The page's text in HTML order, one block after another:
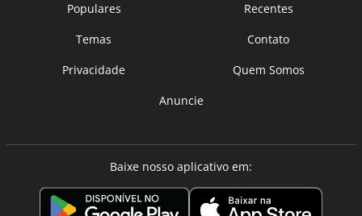
Populares
Recentes
Temas
Contato
Privacidade
Quem Somos
Anuncie
Baixe nosso aplicativo em: